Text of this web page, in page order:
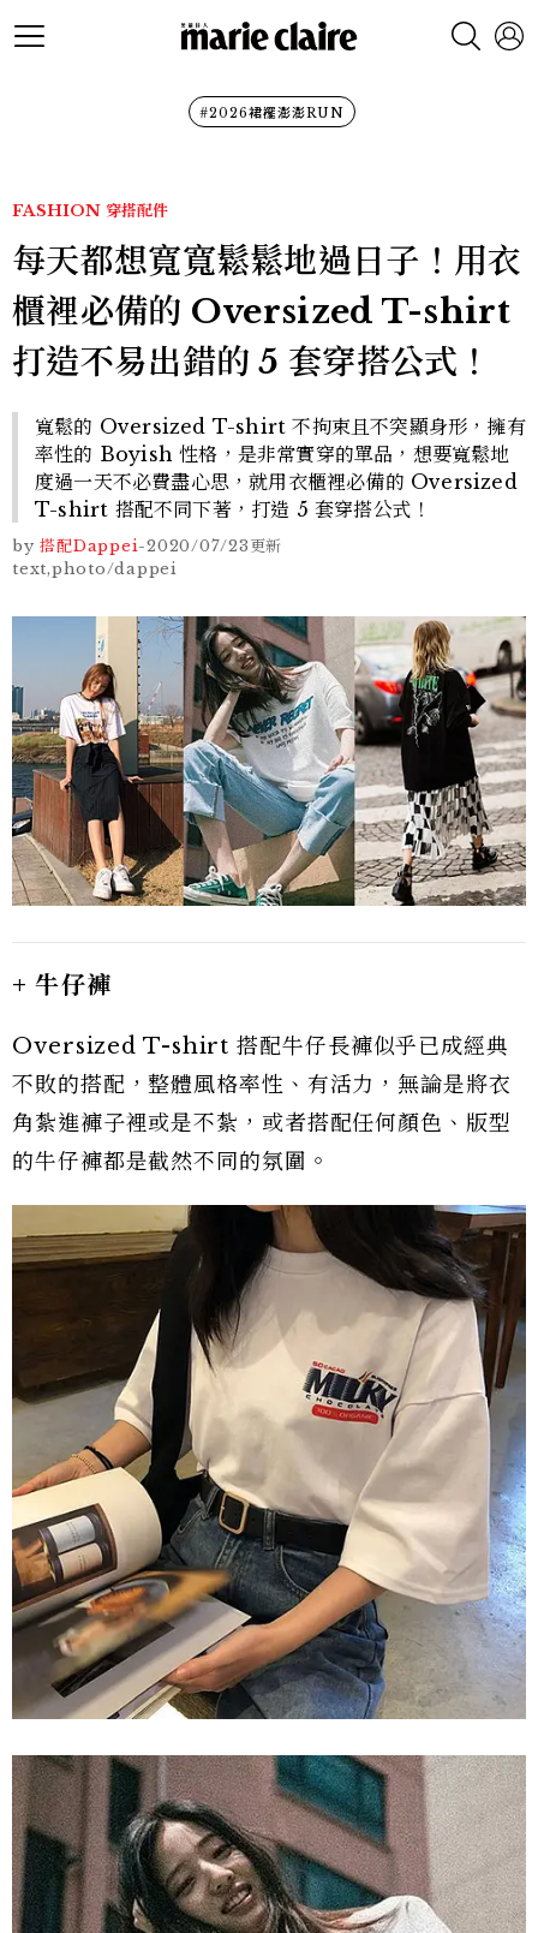
#2026裙襬澎澎RUN
FASHION 穿搭配件
每天都想寬寬鬆鬆地過日子！用衣
櫃裡必備的 Oversized T-shirt
打造不易出錯的 5 套穿搭公式！
寬鬆的 Oversized T-shirt 不拘束且不突顯身形，擁有
率性的 Boyish 性格，是非常實穿的單品，想要寬鬆地
度過一天不必費盡心思，就用衣櫃裡必備的 Oversized
T-shirt 搭配不同下著，打造 5 套穿搭公式！
by 搭配Dappei-2020/07/23更新
text,photo/dappei
+ 牛仔褲
Oversized T-shirt 搭配牛仔長褲似乎已成經典
不敗的搭配，整體風格率性、有活力，無論是將衣
角紮進褲子裡或是不紮，或者搭配任何顏色、版型
的牛仔褲都是截然不同的氛圍。